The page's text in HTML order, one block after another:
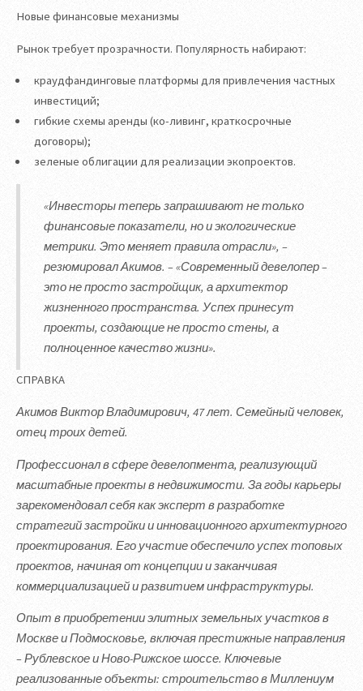
Новые финансовые механизмы
Рынок требует прозрачности. Популярность набирают:
краудфандинговые платформы для привлечения частных
инвестиций;
гибкие схемы аренды (ко-ливинг, краткосрочные
договоры);
зеленые облигации для реализации экопроектов.
«Инвесторы теперь запрашивают не только
финансовые показатели, но и экологические
метрики. Это меняет правила отрасли», –
резюмировал Акимов. – «Современный девелопер –
это не просто застройщик, а архитектор
жизненного пространства. Успех принесут
проекты, создающие не просто стены, а
полноценное качество жизни».
СПРАВКА
Акимов Виктор Владимирович, 47 лет. Семейный человек,
отец троих детей.
Профессионал в сфере девелопмента, реализующий
масштабные проекты в недвижимости. За годы карьеры
зарекомендовал себя как эксперт в разработке
стратегий застройки и инновационного архитектурного
проектирования. Его участие обеспечило успех топовых
проектов, начиная от концепции и заканчивая
коммерциализацией и развитием инфраструктуры.
Опыт в приобретении элитных земельных участков в
Москве и Подмосковье, включая престижные направления
– Рублевское и Ново-Рижское шоссе. Ключевые
реализованные объекты: строительство в Миллениум